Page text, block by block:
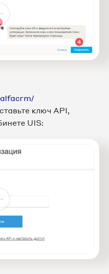
ключ API,
UIS: